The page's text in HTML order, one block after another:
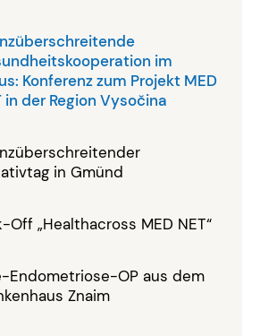
im
Konferenz zum Projekt MED
in der Region Vysočina
in Gmünd
Off „Healthacross MED NET“
Endometriose-OP aus dem
Znaim